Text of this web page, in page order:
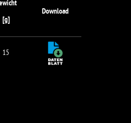
[g]
Download
15